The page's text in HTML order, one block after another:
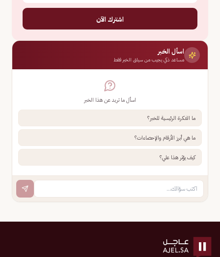
اشترك الآن
اسأل الخبر
مساعد ذكي يجيب من سياق الخبر فقط
اسأل ما تريد عن هذا الخبر
ما الفكرة الرئيسية للخبر؟
ما هي أبرز الأرقام والإحصاءات؟
كيف يؤثر هذا علي؟